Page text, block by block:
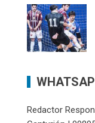
Redactor